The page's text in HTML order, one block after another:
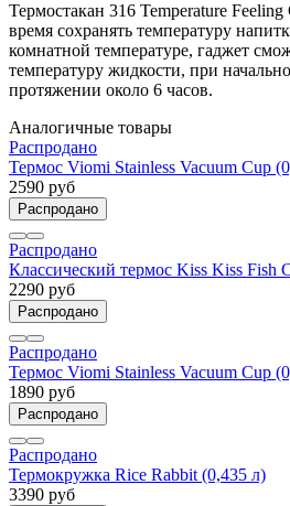
Термостакан 316 Temperature
время сохранять температуру
комнатной температуре, гаджет
температуру жидкости, при
протяжении около 6 часов.
Аналогичные товары
Распродано
Термос Viomi Stainless Vacuum Cup
2590 руб
Распродано
Распродано
Классический термос Kiss Kiss Fish
2290 руб
Распродано
Распродано
Термос Viomi Stainless Vacuum Cup
1890 руб
Распродано
Распродано
Термокружка Rice Rabbit (0,435 л)
3390 руб